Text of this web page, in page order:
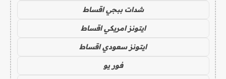
شدات ببجي اقساط
ايتونز امريكي اقساط
ايتونز سعودي اقساط
فور يو